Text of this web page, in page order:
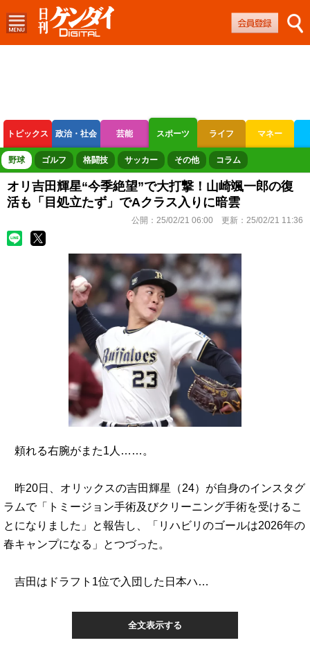
トピックス 政治・社会 芸能 スポーツ ライフ マネー
ボートレース 競輪 オートレース
野球 ゴルフ 格闘技 サッカー その他 コラム
オリ吉田輝星“今季絶望”で大打撃！山崎颯一郎の復
活も「目処立たず」でAクラス入りに暗雲
公開： 25/02/21 06:00 更新： 25/02/21 11:36
頼れる右腕がまた1人……。
昨20日、オリックスの吉田輝星（24）が自身のインスタグ
ラムで「トミージョン手術及びクリーニング手術を受けるこ
とになりました」と報告し、「リハビリのゴールは2026年の
春キャンプになる」とつづった。
吉田はドラフト1位で入団した日本ハ…
全文表示する